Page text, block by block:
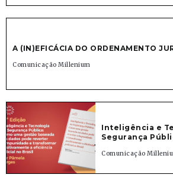
A (IN)EFICÁCIA DO ORDENAMENTO
Comunicação Millenium
Inteligência e
Segurança
Comunicação